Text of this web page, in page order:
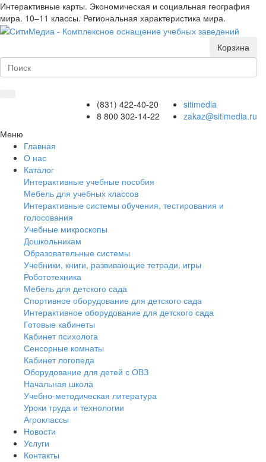
Интерактивные карты. Экономическая и социальная география
мира. 10–11 классы. Региональная характеристика мира.
Корзина
sitimedia
zakaz@sitimedia.ru
(831) 422-40-20
8 800 302-14-22
Меню
Главная
О нас
Каталог
Интерактивные учебные пособия
Мебель для учебных классов
Интерактивные системы обучения, тестирования и
голосования
Учебные микроскопы
Дошкольникам
Образовательные системы
Учебники, книги, развивающие тетради, игры
Робототехника
Мебель для детского сада
Спортивное оборудование для детского сада
Интерактивное оборудование для детского сада
Готовые кабинеты
Кабинет психолога
Сенсорные комнаты
Кабинет логопеда
Оборудование для детей с ОВЗ
Начальная школа
Учебно-методическая литература
Уроки труда и технологии
Агроклассы
Новости
Услуги
Контакты